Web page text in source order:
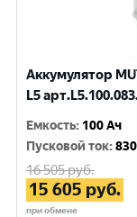
Аккумулятор
L5
Емкость: 100 Ач
Пусковой ток:
16 505руб.
15 605 руб.
при обмене